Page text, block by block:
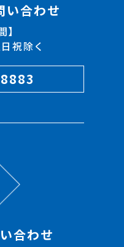
い合わせ
】
祝除く
合わせ